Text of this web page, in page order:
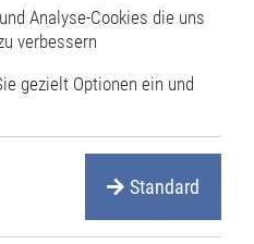
Analyse-Cookies die uns
verbessern
gezielt Optionen ein und
Standard